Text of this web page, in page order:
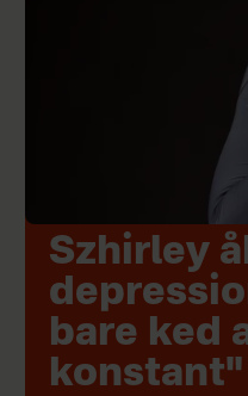
Szhirley
bare ked
konstant"